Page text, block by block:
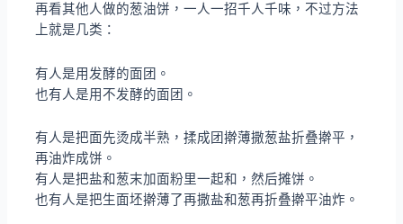
再看其他人做的葱油饼，一人一招千人千味，不过方法
上就是几类：
有人是用发酵的面团。
也有人是用不发酵的面团。
有人是把面先烫成半熟，揉成团擀薄撒葱盐折叠擀平，
再油炸成饼。
有人是把盐和葱末加面粉里一起和，然后摊饼。
也有人是把生面坯擀薄了再撒盐和葱再折叠擀平油炸。